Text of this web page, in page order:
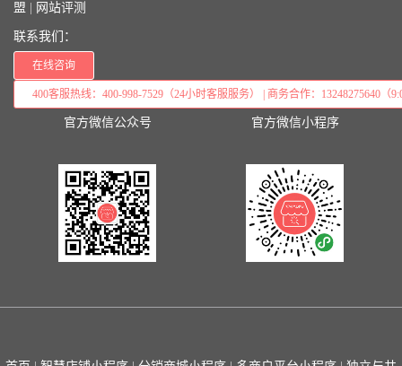
盟 网站评测
联系我们：
在线咨询
400客服热线：400-998-7529（24小时客服服务） | 商务合作：13248275640（
官方微信公众号 官方微信小程序